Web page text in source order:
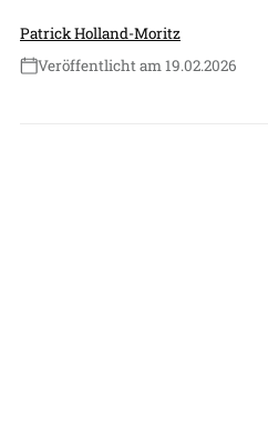
Patrick Holland-Moritz
Veröffentlicht am 19.02.2026